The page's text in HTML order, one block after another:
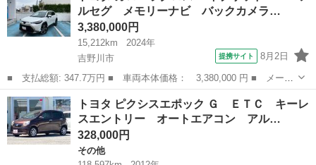
■ 排気量：...
ルセグ メモリーナビ バックカメラ…
3,380,000円
15,212km
2024年
吉野川市
提携サイト 8月2日
■ 支払総額: 347.7万円 ■ 車両本体価格： 3,380,000 円 ■ メーカ
ー名： トヨタ ■ 車種名： カローラクロス ■ グレード名： ハ
イブリッド Ｚ フルセグ メモリーナビ バックカメラ 衝突被害
軽減シス...
徳島 吉野川市 トヨタ
トヨタ ピクシスエポック Ｇ ＥＴＣ キーレ
スエントリー オートエアコン アル…
328,000円
その他